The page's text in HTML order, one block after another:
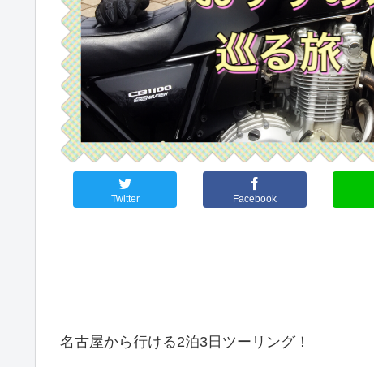
Twitter Facebook
名古屋から行ける2泊3日ツーリング！